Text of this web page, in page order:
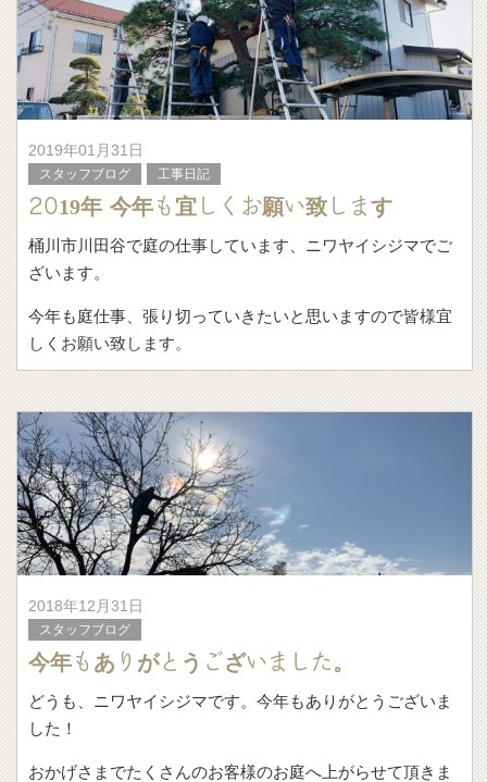
2019年01月31日
スタッフブログ 工事日記
2019年 今年も宜しくお願い致します
桶川市川田谷で庭の仕事しています、ニワヤイシジマでご
ざいます。
今年も庭仕事、張り切っていきたいと思いますので皆様宜
しくお願い致します。
施設の植栽
果樹の植栽と
2018年12月31日
スタッフブログ
今年もありがとうございました。
どうも、ニワヤイシジマです。今年もありがとうございま
した！
おかげさまでたくさんのお客様のお庭へ上がらせて頂きま